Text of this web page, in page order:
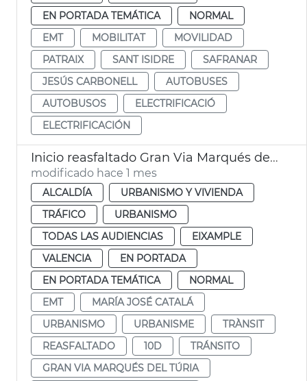
EN PORTADA TEMÁTICA
NORMAL
EMT
MOBILITAT
MOVILIDAD
PATRAIX
SANT ISIDRE
SAFRANAR
JESÚS CARBONELL
AUTOBUSES
AUTOBUSOS
ELECTRIFICACIÓ
ELECTRIFICACIÓN
Inicio reasfaltado Gran Via Marqués del Túria
modificado hace 1 mes
ALCALDÍA
URBANISMO Y VIVIENDA
TRÁFICO
URBANISMO
TODAS LAS AUDIENCIAS
EIXAMPLE
VALENCIA
EN PORTADA
EN PORTADA TEMÁTICA
NORMAL
EMT
MARÍA JOSÉ CATALÁ
URBANISMO
URBANISME
TRÀNSIT
REASFALTADO
10D
TRÁNSITO
GRAN VIA MARQUÉS DEL TÚRIA